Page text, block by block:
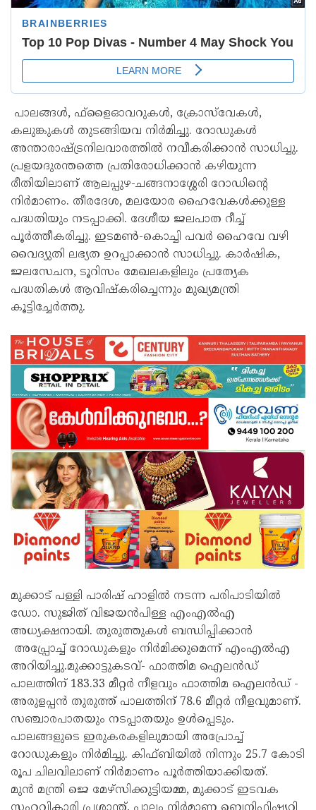
പാലങ്ങൾ, ഫ്‌ളൈഓവറുകൾ, ക്രോസ്‌വേകൾ,
കലുങ്കുകൾ തുടങ്ങിയവ നിർമിച്ചു. റോഡുകൾ
അന്താരാഷ്ട്രനിലവാരത്തിൽ നവീകരിക്കാൻ സാധിച്ചു.
പ്രളയദുരന്തത്തെ പ്രതിരോധിക്കാൻ കഴിയുന്ന
രീതിയിലാണ് ആലപ്പുഴ-ചങ്ങനാശ്ശേരി റോഡിന്റെ
നിർമാണം. തീരദേശ, മലയോര ഹൈവേകൾക്കുള്ള
പദ്ധതിയും നടപ്പാക്കി. ദേശീയ ജലപാത റീച്ച്
പൂർത്തീകരിച്ചു. ഇടമൺ-കൊച്ചി പവർ ഹൈവേ വഴി
വൈദ്യുതി ലഭ്യത ഉറപ്പാക്കാൻ സാധിച്ചു. കാർഷിക,
ജലസേചന, ടൂറിസം മേഖലകളിലും പ്രത്യേക
പദ്ധതികൾ ആവിഷ്‌കരിച്ചെന്നും മുഖ്യമന്ത്രി
കൂട്ടിച്ചേർത്തു.
മുക്കാട് പള്ളി പാരിഷ് ഹാളിൽ നടന്ന പരിപാടിയിൽ
ഡോ. സുജിത് വിജയൻപിള്ള എംഎൽഎ
അധ്യക്ഷനായി. തുരുത്തുകൾ ബന്ധിപ്പിക്കാൻ
അപ്പ്രോച്ച് റോഡുകളും നിർമിക്കുമെന്ന് എംഎൽഎ
അറിയിച്ചു.മുക്കാട്ടുകടവ്- ഫാത്തിമ ഐലൻഡ്
പാലത്തിന് 183.33 മീറ്റർ നീളവും ഫാത്തിമ ഐലൻഡ് -
അരുളപ്പൻ തുരുത്ത് പാലത്തിന് 78.6 മീറ്റർ നീളവുമാണ്.
സഞ്ചാരപാതയും നടപ്പാതയും ഉൾപ്പെടും.
പാലങ്ങളുടെ ഇരുകരകളിലുമായി അപ്രോച്ച്
റോഡുകളും നിർമിച്ചു. കിഫ്ബിയിൽ നിന്നും 25.7 കോടി
രൂപ ചിലവിലാണ് നിർമാണം പൂർത്തിയാക്കിയത്.
മുൻ മന്ത്രി ജെ മേഴ്‌സിക്കുട്ടിയമ്മ, മുക്കാട് ഇടവക